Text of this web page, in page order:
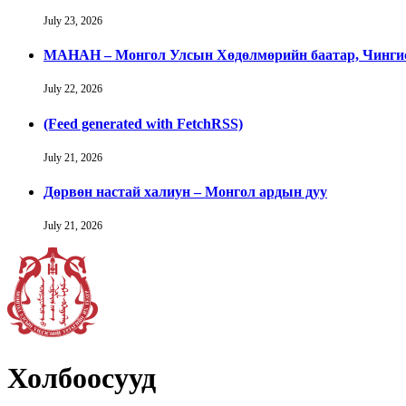
July 23, 2026
МАНАН – Монгол Улсын Хөдөлмөрийн баатар, Чингис
July 22, 2026
(Feed generated with FetchRSS)
July 21, 2026
Дөрвөн настай халиун – Монгол ардын дуу
July 21, 2026
Холбоосууд